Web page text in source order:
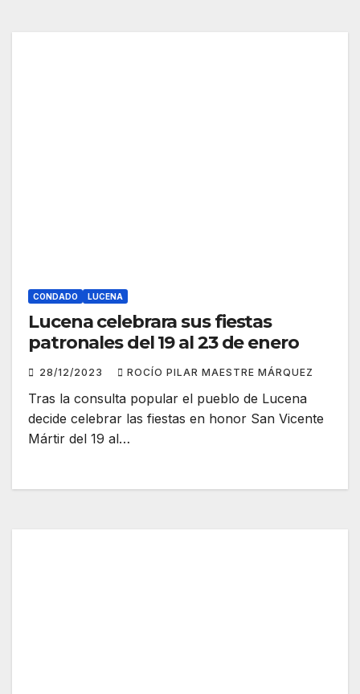
CONDADO LUCENA
Lucena celebrara sus fiestas
patronales del 19 al 23 de enero
28/12/2023 ROCÍO PILAR MAESTRE MÁRQUEZ
Tras la consulta popular el pueblo de Lucena
decide celebrar las fiestas en honor San Vicente
Mártir del 19 al…